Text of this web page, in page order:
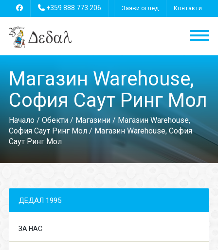
+359 888 773 206 Заяви оглед Контакти
Магазин Warehouse,
София Саут Ринг Мол
Начало/ Обекти/ Магазини/ Магазин Warehouse,
София Саут Ринг Мол/ Магазин Warehouse, София
Саут Ринг Мол
ДЕДАЛ 1995
ЗА НАС